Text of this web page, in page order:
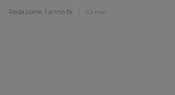
Redazione, 1 anno fa 2 min